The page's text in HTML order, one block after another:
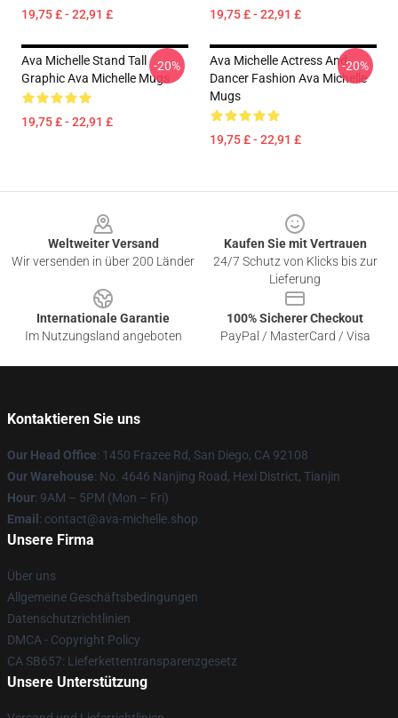
19,75 £ - 22,91 £ 19,75 £ - 22,91 £
Ava Michelle Stand Tall
Graphic Ava Michelle Mugs
19,75 £ - 22,91 £
-20%
Ava Michelle Actress And
Dancer Fashion Ava Michelle
Mugs
19,75 £ - 22,91 £
-20%
Weltweiter Versand
Wir versenden in über 200 Länder
Kaufen Sie mit Vertrauen
24/7 Schutz von Klicks bis zur
Lieferung
Internationale Garantie
Im Nutzungsland angeboten
100% Sicherer Checkout
PayPal / MasterCard / Visa
Kontaktieren Sie uns
Our Head Office: 1450 Frazee Rd, San Diego, CA 92108
Our Warehouse: No. 4646 Nanjing Road, Hexi District, Tianjin
Hour: 9AM – 5PM (Mon – Fri)
Email : contact@ava-michelle.shop
Unsere Firma
Über uns
Allgemeine Geschäftsbedingungen
Datenschutzrichtlinien
DMCA - Copyright Policy
CA SB657: Lieferkettentransparenzgesetz
Unsere Unterstützung